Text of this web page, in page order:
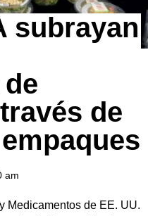
subrayan
de
am
Medicamentos de EE. UU.